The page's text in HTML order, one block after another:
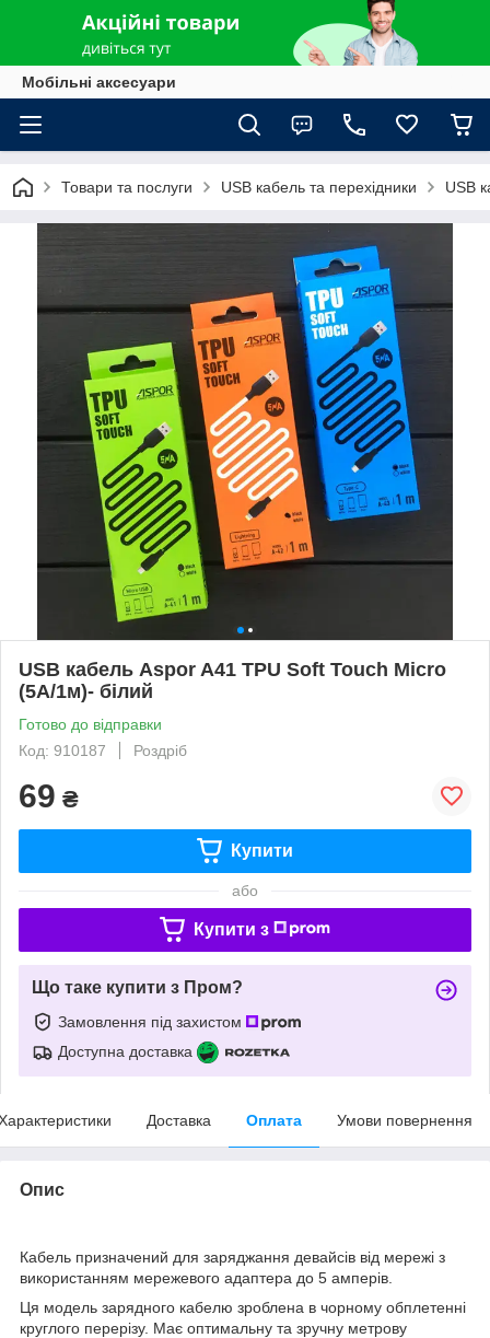
Мобільні аксесуари
Товари та послуги USB кабель та перехідники USB
USB кабель Aspor A41 TPU Soft Touch Micro
(5А/1м)- білий
Готово до відправки
Код: 910187
Роздріб
69 ₴
Купити
або
Купити з
Що таке купити з Пром?
Замовлення під захистом
Доступна доставка
Доставка Оплата Умови повернення
Опис
Кабель призначений для заряджання девайсів від мережі з
використанням мережевого адаптера до 5 амперів.
Ця модель зарядного кабелю зроблена в чорному обплетенні
круглого перерізу. Має оптимальну та зручну метрову